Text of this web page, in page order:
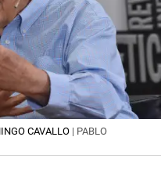
CAVALLO | PABLO